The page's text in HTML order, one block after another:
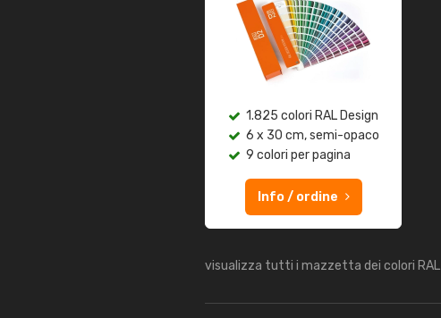
1.825 colori RAL Design
6 x 30 cm, semi-opaco
9 colori per pagina
Info / ordine
visualizza tutti i mazzetta dei colori RAL